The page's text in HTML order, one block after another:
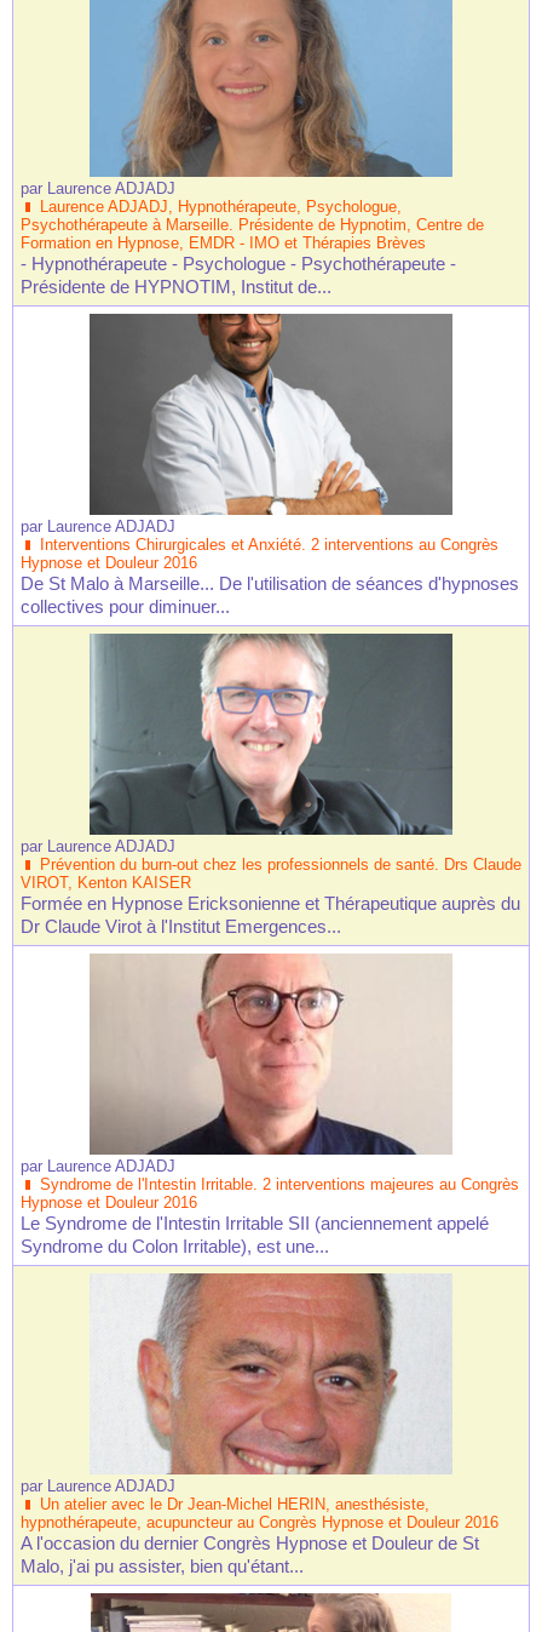
par Laurence ADJADJ
Laurence ADJADJ, Hypnothérapeute, Psychologue,
Psychothérapeute à Marseille. Présidente de Hypnotim, Centre de
Formation en Hypnose, EMDR - IMO et Thérapies Brèves
- Hypnothérapeute - Psychologue - Psychothérapeute -
Présidente de HYPNOTIM, Institut de...
par Laurence ADJADJ
Interventions Chirurgicales et Anxiété. 2 interventions au Congrès
Hypnose et Douleur 2016
De St Malo à Marseille... De l'utilisation de séances d'hypnoses
collectives pour diminuer...
par Laurence ADJADJ
Prévention du burn-out chez les professionnels de santé. Drs Claude
VIROT, Kenton KAISER
Formée en Hypnose Ericksonienne et Thérapeutique auprès du
Dr Claude Virot à l'Institut Emergences...
par Laurence ADJADJ
Syndrome de l'Intestin Irritable. 2 interventions majeures au Congrès
Hypnose et Douleur 2016
Le Syndrome de l'Intestin Irritable SII (anciennement appelé
Syndrome du Colon Irritable), est une...
par Laurence ADJADJ
Un atelier avec le Dr Jean-Michel HERIN, anesthésiste,
hypnothérapeute, acupuncteur au Congrès Hypnose et Douleur 2016
A l'occasion du dernier Congrès Hypnose et Douleur de St
Malo, j'ai pu assister, bien qu'étant...